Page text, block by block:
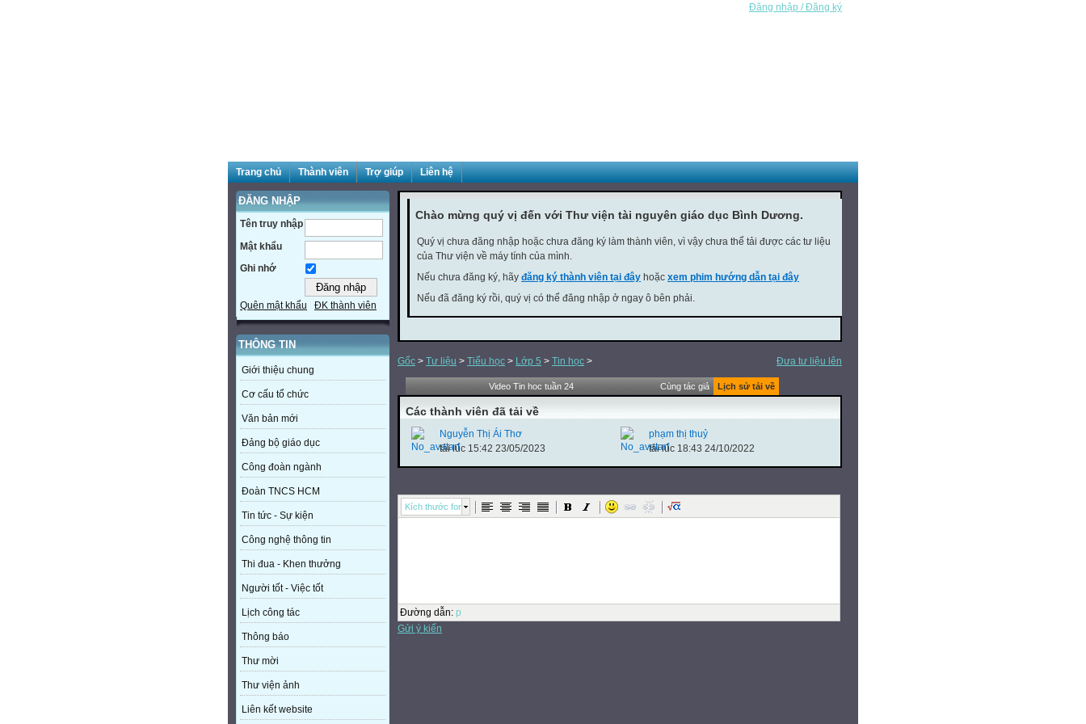
Đăng nhập / Đăng ký
Trang chủ Thành viên Trợ giúp Liên hệ
ĐĂNG NHẬP
Tên truy nhập
Mật khẩu
Ghi nhớ
Quên mật khẩu ĐK thành viên
THÔNG TIN
Giới thiệu chung
Cơ cấu tổ chức
Văn bản mới
Đảng bộ giáo dục
Công đoàn ngành
Đoàn TNCS HCM
Tin tức - Sự kiện
Công nghệ thông tin
Thi đua - Khen thưởng
Người tốt - Việc tốt
Lịch công tác
Thông báo
Thư mời
Thư viện ảnh
Liên kết website
Chào mừng quý vị đến với Thư viện tài nguyên giáo dục Bình Dương.
Quý vị chưa đăng nhập hoặc chưa đăng ký làm thành viên, vì vậy chưa thể tải được các tư liệu
của Thư viện về máy tính của mình.
Nếu chưa đăng ký, hãy đăng ký thành viên tại đây hoặc xem phim hướng dẫn tại đây
Nếu đã đăng ký rồi, quý vị có thể đăng nhập ở ngay ô bên phải.
Đưa tư liệu lên
Gốc > Tư liệu > Tiểu học > Lớp 5 > Tin học >
Video Tin hoc tuần 24 Cùng tác giả Lịch sử tải về
Các thành viên đã tải về
Nguyễn Thị Ái Thơ
tải lúc 15:42 23/05/2023
phạm thị thuỷ
tải lúc 18:43 24/10/2022
Kích thước font
Đường dẫn: p
Gửi ý kiến